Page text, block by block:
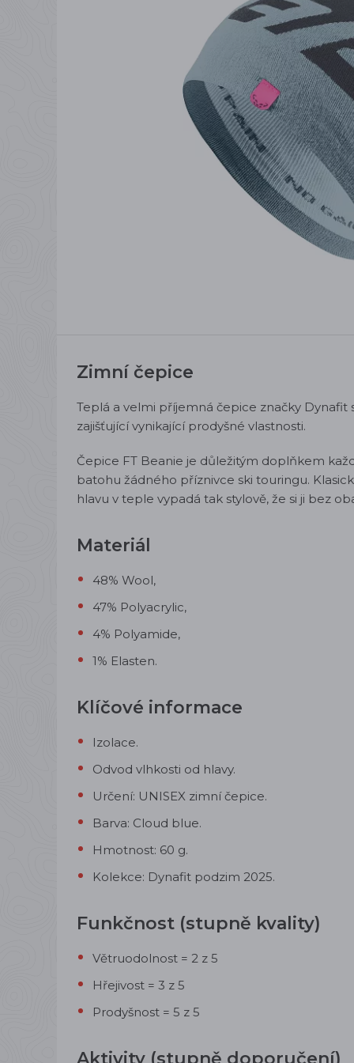
Zimní čepice
Teplá a velmi příjemná čepice značky
zajišťující vynikající prodyšné vlastnosti.
Čepice FT Beanie je důležitým doplňkem
batohu žádného příznivce ski touringu.
hlavu v teple vypadá tak stylově, že si ji bez
Materiál
48% Wool,
47% Polyacrylic,
4% Polyamide,
1% Elasten.
Klíčové informace
Izolace.
Odvod vlhkosti od hlavy.
Určení: UNISEX zimní čepice.
Barva: Cloud blue.
Hmotnost: 60 g.
Kolekce: Dynafit podzim 2025.
Funkčnost (stupně kvality)
Větruodolnost = 2 z 5
Hřejivost = 3 z 5
Prodyšnost = 5 z 5
Aktivity (stupně doporučení)